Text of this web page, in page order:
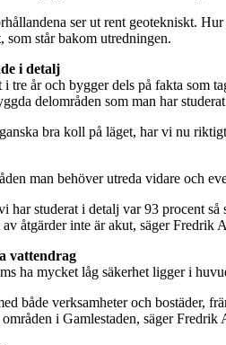
ser ut rent geotekniskt.
som står bakom utredningen.
i detalj
tre år och bygger dels på fakta som
delområden som man har
bra koll på läget, har vi nu
man behöver utreda vidare och
har studerat i detalj var 93 procent
åtgärder inte är akut, säger Fredrik
vattendrag
ha mycket låg säkerhet ligger i
både verksamheter och bostäder,
i Gamlestaden, säger Fredrik